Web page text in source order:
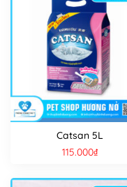
Catsan 5L
115.000₫